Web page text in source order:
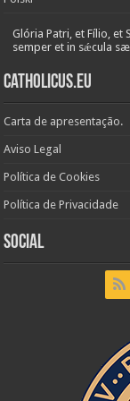
Glória Patri, et Fílio, et
semper et in sǽcula
Catholicus.eu
Carta de apresentação.
Aviso Legal
Política de Cookies
Política de Privacidade
Social